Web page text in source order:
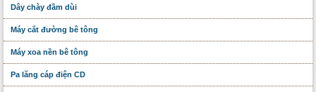
Dây chày đầm dùi
Máy cắt đường bê tông
Máy xoa nền bê tông
Pa lăng cáp điện CD